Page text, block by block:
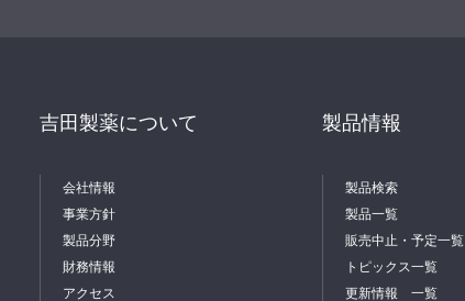
吉田製薬について
会社情報
事業方針
製品分野
財務情報
アクセス
製品情報
製品検索
製品一覧
販売中止・予定一覧
トピックス一覧
更新情報 一覧